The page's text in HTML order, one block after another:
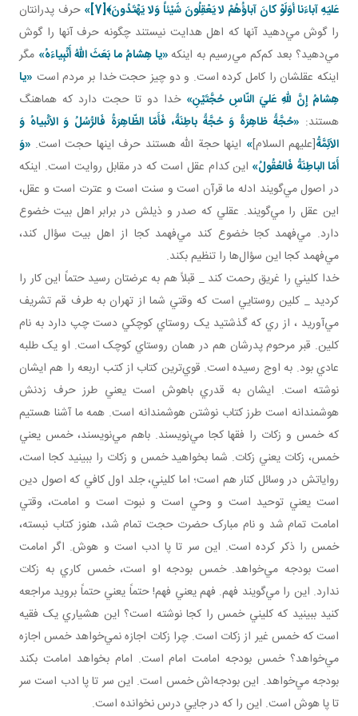
عَليَهِ آباءَنا أوَلَوْ كانَ آباؤُهُمْ لا يَعْقِلُونَ شَيْئاً وَلا يَهْتَدُونَ﴾[7]
» حرف پدرانتان
را گوش مي‌دهيد آنها که اهل هدايت نيستند چگونه حرف آنها را گوش
مي‌دهيد؟ بعد کم‌کم مي‌رسيم به اينکه«يا هِشامُ ما بَعَثَ اللّهُ أَنْبِياءَهُ» مگر
اينکه عقلشان را کامل کرده است. و دو چيز حجت خدا بر مردم است «يا
هِشامُ إِنَّ للّهِ عَليَ النّاسِ حُجَّتَيْنِ» خدا دو تا حجت دارد که هماهنگ
هستند: «حُجَّةً ظاهِرَةً وَ حُجَّةً باطِنَةً، فَأَمّا الظّاهِرَةُ فَالرُّسُلُ وَ الاَنْبياهُ وَ
الاَئِمَّةُ[عليهم السلام]» اينها حجة الله‌ هستند حرف اينها حجت است. «وَ
أَمّا الباطِنَةُ فَالعُقُولُ» اين کدام عقل است که در مقابل روايت است. اينکه
در اصول مي‌گويند ادله ما قرآن است و سنت است و عترت است و عقل،
اين عقل را مي‌گويند. عقلي که صدر و ذيلش در برابر اهل بيت خضوع
دارد. مي‌فهمد کجا خضوع کند مي‌فهمد کجا از اهل بيت سؤال کند،
مي‌فهمد کجا اين سؤال‌ها را تنظيم بکند.
خدا کليني را غريق رحمت کند _ قبلاً هم به عرضتان رسيد حتماً اين کار را
کرديد _ کلين روستايي است که وقتي شما از تهران به طرف قم تشريف
مي‌آوريد ، از ري که گذشتيد يک روستاي کوچکي دست چپ دارد به نام
کلين. قبر مرحوم پدرشان هم در همان روستاي کوچک است. او يک طلبه
عادي بود. به اوج رسيده است. قوي‌ترين کتاب از کتب اربعه را هم ايشان
نوشته است. ايشان به قدري باهوش است يعني طرز حرف زدنش
هوشمندانه است طرز کتاب نوشتن هوشمندانه است. همه ما آشنا هستيم
که خمس و زکات را فقها کجا مي‌نويسند. باهم مي‌نويسند، خمس يعني
خمس، زکات يعني زکات. شما بخواهيد خمس و زکات را ببينيد کجا است،
رواياتش در وسائل کنار هم است؛ اما کليني، جلد اول کافي که اصول دين
است يعني توحيد است و وحي است و نبوت است و امامت، وقتي
امامت تمام شد و نام مبارک حضرت حجت تمام شد، هنوز کتاب نبسته،
خمس را ذکر کرده است. اين سر تا پا ادب است و هوش. اگر امامت
است بودجه مي‌خواهد. خمس بودجه او است، خمس کاري به زکات
ندارد. اين را مي‌گويند فهم. فهم يعني فهم! حتماً يعني حتماً برويد مراجعه
کنيد ببينيد که کليني خمس را کجا نوشته است؟ اين هشياري يک فقيه
است که خمس غير از زکات است. چرا زکات اجازه نمي‌خواهد خمس اجازه
مي‌خواهد؟ خمس بودجه امامت امام است. امام بخواهد امامت بکند
بودجه مي‌خواهد. اين بودجه‌اش خمس است. اين سر تا پا ادب است سر
تا پا هوش است. اين را که در جايي درس نخوانده است.